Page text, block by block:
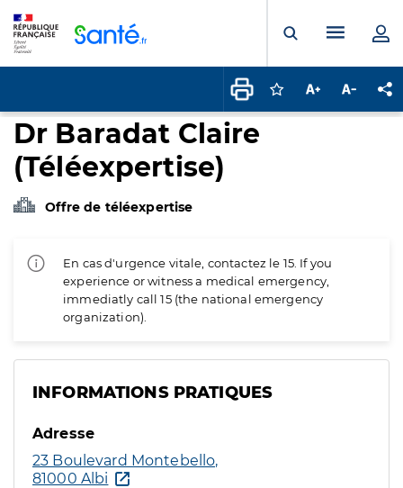
Ouvrir laMenu
Connectez-vous
Augmenter la
Dr Baradat Claire
(Téléexpertise)
Offre de téléexpertise
En cas d'urgence vitale, contactez le 15. If you
experience or witness a medical emergency,
immediatly call 15 (the national emergency
organization).
INFORMATIONS PRATIQUES
Adresse
23 Boulevard Montebello,
81000 Albi